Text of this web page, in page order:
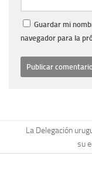
Guardar mi
navegador para la
La Delegación
su